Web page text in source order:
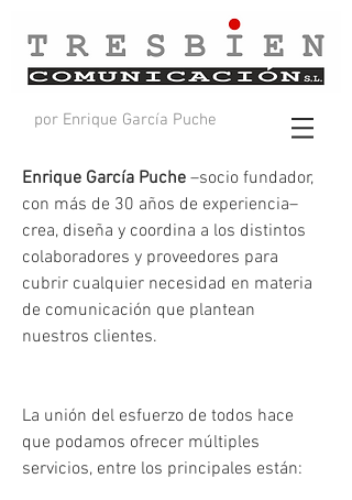
por Enrique García Puche
Enrique García Puche –socio fundador,
con más de 30 años de experiencia–
crea, diseña y coordina a los distintos
colaboradores y proveedores para
cubrir cualquier necesidad en materia
de comunicación que plantean
nuestros clientes.
La unión del esfuerzo de todos hace
que podamos ofrecer múltiples
servicios, entre los principales están: